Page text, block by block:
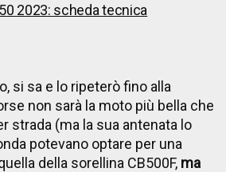
2023: scheda tecnica
si sa e lo ripeterò fino alla
non sarà la moto più bella che
strada (ma la sua antenata lo
potevano optare per una
della sorellina CB500F, ma